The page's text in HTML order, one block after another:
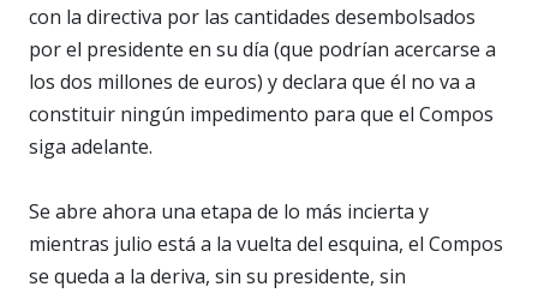
con la directiva por las cantidades desembolsados
por el presidente en su día (que podrían acercarse a
los dos millones de euros) y declara que él no va a
constituir ningún impedimento para que el Compos
siga adelante.
Se abre ahora una etapa de lo más incierta y
mientras julio está a la vuelta del esquina, el Compos
se queda a la deriva, sin su presidente, sin